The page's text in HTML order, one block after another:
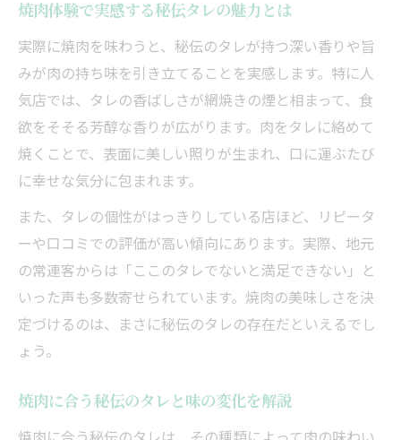
焼肉体験で実感する秘伝タレの魅力とは
実際に焼肉を味わうと、秘伝のタレが持つ深い香りや旨
みが肉の持ち味を引き立てることを実感します。特に人
気店では、タレの香ばしさが網焼きの煙と相まって、食
欲をそそる芳醇な香りが広がります。肉をタレに絡めて
焼くことで、表面に美しい照りが生まれ、口に運ぶたび
に幸せな気分に包まれます。
また、タレの個性がはっきりしている店ほど、リピータ
ーや口コミでの評価が高い傾向にあります。実際、地元
の常連客からは「ここのタレでないと満足できない」と
いった声も多数寄せられています。焼肉の美味しさを決
定づけるのは、まさに秘伝のタレの存在だといえるでし
ょう。
焼肉に合う秘伝のタレと味の変化を解説